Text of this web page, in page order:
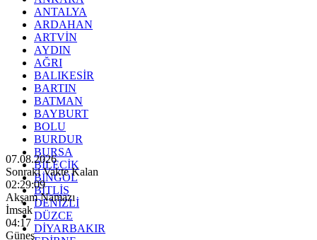
ANTALYA
ARDAHAN
ARTVİN
AYDIN
AĞRI
BALIKESİR
BARTIN
BATMAN
BAYBURT
BOLU
BURDUR
BURSA
BİLECİK
BİNGÖL
BİTLİS
DENİZLİ
DÜZCE
DİYARBAKIR
07.08.2026
Sonraki Vakte Kalan
02:29:08
Akşam Namazı
İmsak
04:17
Güneş